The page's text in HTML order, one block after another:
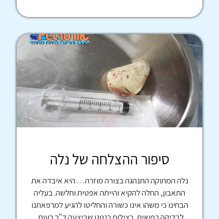
סיפור ההצלחה של נלה
נלה המתוקה התנהגה בצורה מוזרה… היא איבדה את
התאבון, החלה להקיא והייתה אפטית וחלשה. בעליה
הבחינו כי משהו אינו כשורה והחליטו להגיע למרפאתנו
לבדיקה רפואית. בצילום רנטגן שביצעה ד"ר רעות,